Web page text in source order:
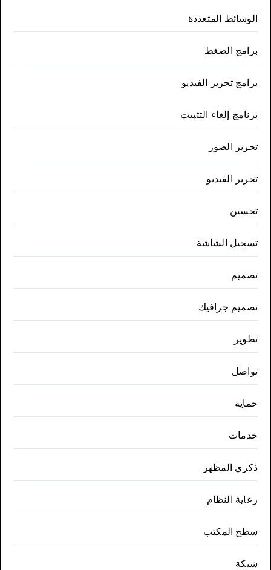
الوسائط المتعددة
برامج الضغط
برامج تحرير الفيديو
برنامج إلغاء التثبيت
تحرير الصور
تحرير الفيديو
تحسين
تسجيل الشاشة
تصميم
تصميم جرافيك
تطوير
تواصل
حماية
خدمات
ذكري المظهر
رعاية النظام
سطح المكتب
شبكة